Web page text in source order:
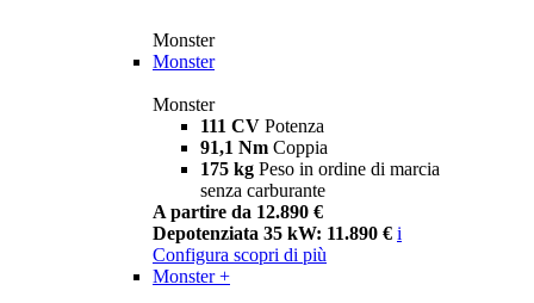
Monster
Monster
Monster
111 CV Potenza
91,1 Nm Coppia
175 kg Peso in ordine di marcia
senza carburante
A partire da 12.890 €
Depotenziata 35 kW: 11.890 € i
Configura scopri di più
Monster +